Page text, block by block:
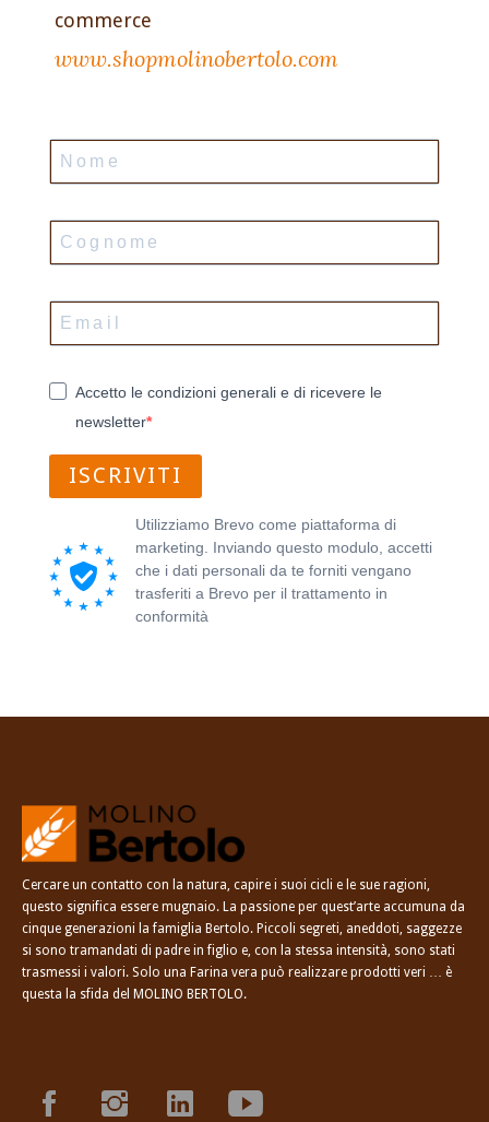
commerce
www.shopmolinobertolo.com
Accetto le condizioni generali e di ricevere le
newsletter
ISCRIVITI
Utilizziamo Brevo come piattaforma di
marketing. Inviando questo modulo, accetti
che i dati personali da te forniti vengano
trasferiti a Brevo per il trattamento in
conformità
Cercare un contatto con la natura, capire i suoi cicli e le sue ragioni,
questo significa essere mugnaio. La passione per quest’arte accumuna da
cinque generazioni la famiglia Bertolo. Piccoli segreti, aneddoti, saggezze
si sono tramandati di padre in figlio e, con la stessa intensità, sono stati
trasmessi i valori. Solo una Farina vera può realizzare prodotti veri … è
questa la sfida del MOLINO BERTOLO.